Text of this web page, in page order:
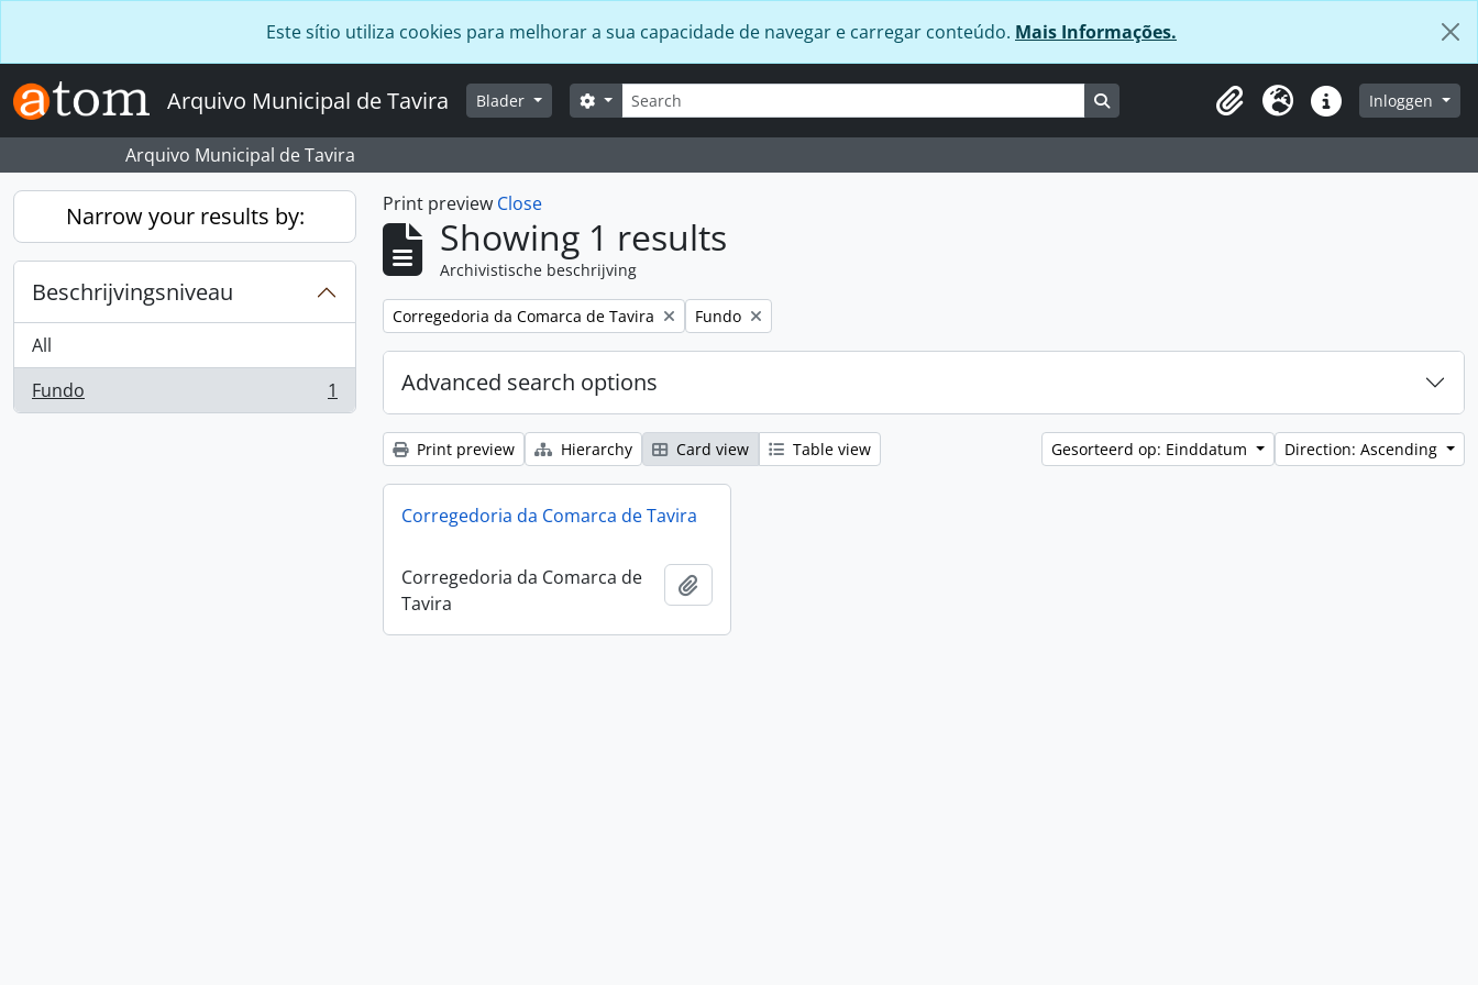
Este sítio utiliza cookies para melhorar a sua capacidade de navegar e carregar conteúdo. Mais Informações.
Arquivo Municipal de Tavira Blader zoeken
Search options Search in browse page
Clipboard
Taal Quick linksInloggen
Arquivo Municipal de Tavira
Narrow your results by:
Beschrijvingsniveau
All
Fundo
, 1 results 1
Print preview Close
Showing 1 results
Archivistische beschrijving
Remove filter:
Corregedoria da Comarca de Tavira Remove filter:
Fundo
Advanced search options
Print preview Hierarchy Card view Table view Gesorteerd op: Einddatum Direction: Ascending
Corregedoria da Comarca de Tavira
Corregedoria da Comarca de
Tavira